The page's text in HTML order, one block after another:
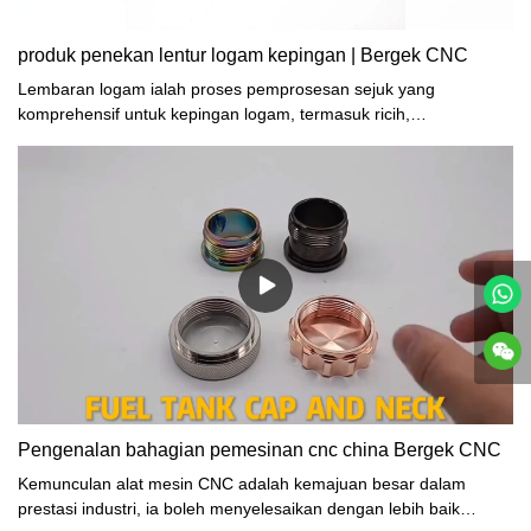
produk penekan lentur logam kepingan | Bergek CNC
Lembaran logam ialah proses pemprosesan sejuk yang
komprehensif untuk kepingan logam, termasuk ricih,
Pengenalan bahagian pemesinan cnc china Bergek CNC
Kemunculan alat mesin CNC adalah kemajuan besar dalam
prestasi industri, ia boleh menyelesaikan dengan lebih baik